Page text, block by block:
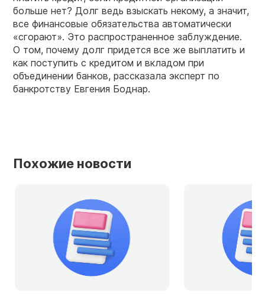
больше нет? Долг ведь взыскать некому, а значит,
все финансовые обязательства автоматически
«сгорают». Это распространенное заблуждение.
О том, почему долг придется все же выплатить и
как поступить с кредитом и вкладом при
объединении банков, рассказала эксперт по
банкротству Евгения Боднар.
Похожие новости